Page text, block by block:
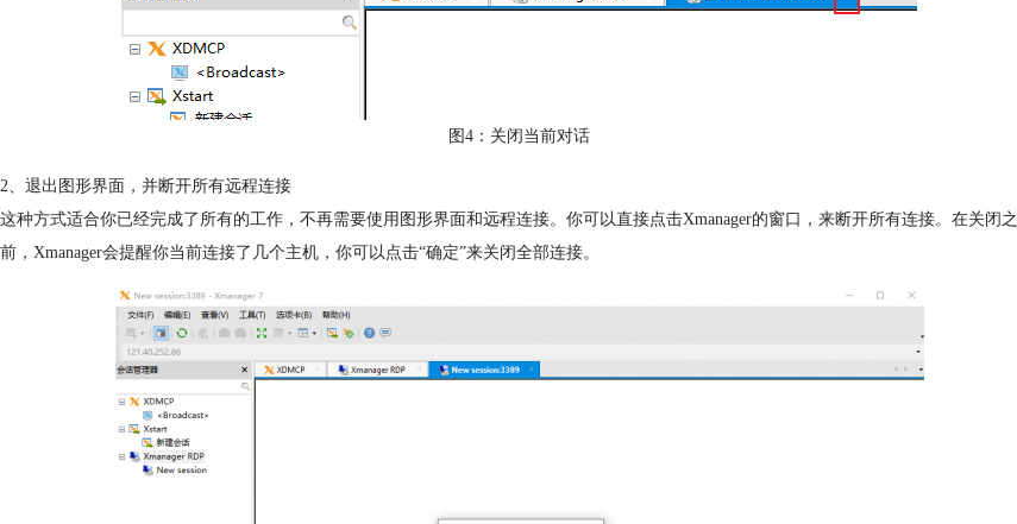
图4：关闭当前对话
2、退出图形界面，并断开所有远程连接
这种方式适合你已经完成了所有的工作，不再需要使用图形界面和远程连接。你可以直接点击Xmanager的窗口，来断开所有连接。在关闭之
前，Xmanager会提醒你当前连接了几个主机，你可以点击“确定”来关闭全部连接。